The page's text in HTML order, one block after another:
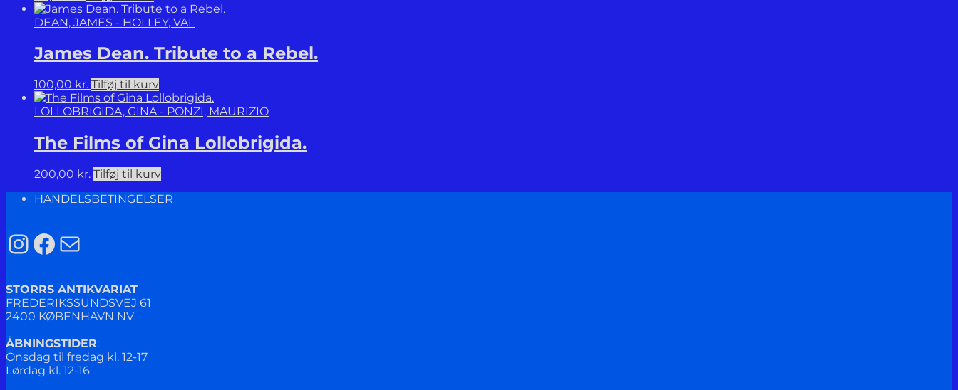
DEAN, JAMES - HOLLEY, VAL
James Dean. Tribute to a Rebel.
100,00 kr. Tilføj til kurv
LOLLOBRIGIDA, GINA - PONZI, MAURIZIO
The Films of Gina Lollobrigida.
200,00 kr. Tilføj til kurv
HANDELSBETINGELSER
Instagram
Facebook
Mail
STORRS ANTIKVARIAT
FREDERIKSSUNDSVEJ 61
2400 KØBENHAVN NV
ÅBNINGSTIDER:
Onsdag til fredag kl. 12-17
Lørdag kl. 12-16